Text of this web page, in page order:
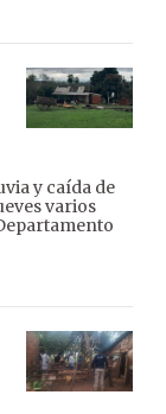
y caída de
varios